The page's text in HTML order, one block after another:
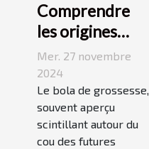
Comprendre
les origines
culturelles du
bola de
grossesse
Mer. 27 novembre
2024
Le bola de grossesse,
souvent aperçu
scintillant autour du
cou des futures